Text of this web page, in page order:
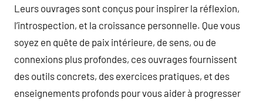
Leurs ouvrages sont conçus pour inspirer la réflexion,
l’introspection, et la croissance personnelle. Que vous
soyez en quête de paix intérieure, de sens, ou de
connexions plus profondes, ces ouvrages fournissent
des outils concrets, des exercices pratiques, et des
enseignements profonds pour vous aider à progresser